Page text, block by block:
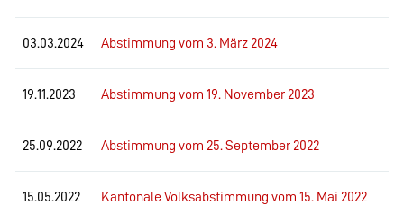
03.03.2024 Abstimmung vom 3. März 2024
19.11.2023 Abstimmung vom 19. November 2023
25.09.2022 Abstimmung vom 25. September 2022
15.05.2022 Kantonale Volksabstimmung vom 15. Mai 2022